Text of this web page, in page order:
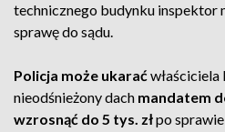
technicznego budynku inspektor
sprawę do sądu.
Policja może ukarać
nieodśnieżony dach mandatem
wzrosnąć do 5 tys. złpo